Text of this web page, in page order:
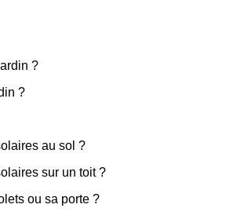
?
?
au sol ?
sur un toit ?
ou sa porte ?